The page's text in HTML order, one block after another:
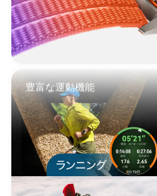
豊富な運動機能